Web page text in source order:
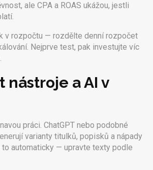
ale CPA a ROAS ukážou, jestli
v rozpočtu — rozdělte denní rozpočet
Nejprve test, pak investujte víc
nástroje a AI v
práci. ChatGPT nebo podobné
varianty titulků, popisků a nápady
to automaticky — upravte texty podle